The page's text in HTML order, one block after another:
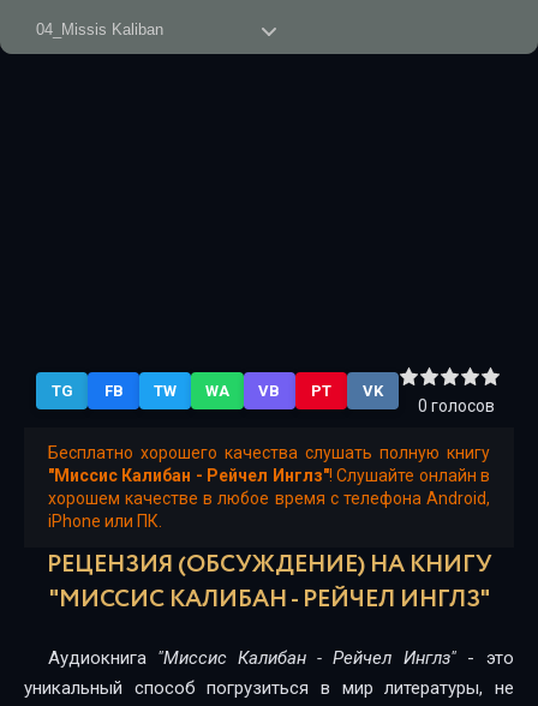
04_Missis Kaliban
TG FB TW WA VB PT VK
0 голосов
Бесплатно хорошего качества слушать полную книгу
"Миссис Калибан - Рейчел Инглз"! Слушайте онлайн в
хорошем качестве в любое время с телефона Android,
iPhone или ПК.
РЕЦЕНЗИЯ (ОБСУЖДЕНИЕ) НА КНИГУ
"МИССИС КАЛИБАН - РЕЙЧЕЛ ИНГЛЗ"
Аудиокнига "Миссис Калибан - Рейчел Инглз"- это
уникальный способ погрузиться в мир литературы, не